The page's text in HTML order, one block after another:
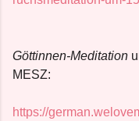
Göttinnen-Meditation
MESZ:
https://